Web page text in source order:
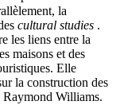
la
cultural studies .
les liens entre la
maisons et des
Elle
la construction des
Raymond Williams.